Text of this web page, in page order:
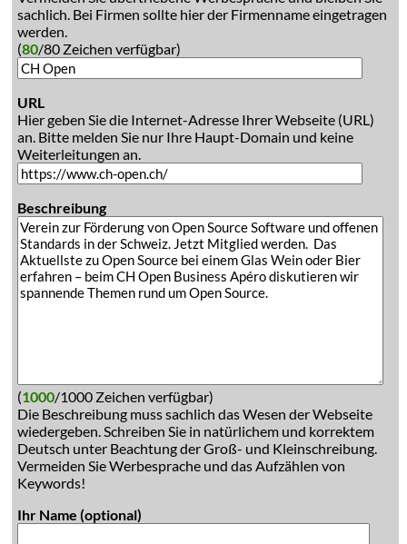
sachlich. Bei Firmen sollte hier der Firmenname eingetragen
werden.
(80/80 Zeichen verfügbar)
URL
Hier geben Sie die Internet-Adresse Ihrer Webseite (URL)
an. Bitte melden Sie nur Ihre Haupt-Domain und keine
Weiterleitungen an.
Beschreibung
(1000/1000 Zeichen verfügbar)
Die Beschreibung muss sachlich das Wesen der Webseite
wiedergeben. Schreiben Sie in natürlichem und korrektem
Deutsch unter Beachtung der Groß- und Kleinschreibung.
Vermeiden Sie Werbesprache und das Aufzählen von
Keywords!
Ihr Name (optional)